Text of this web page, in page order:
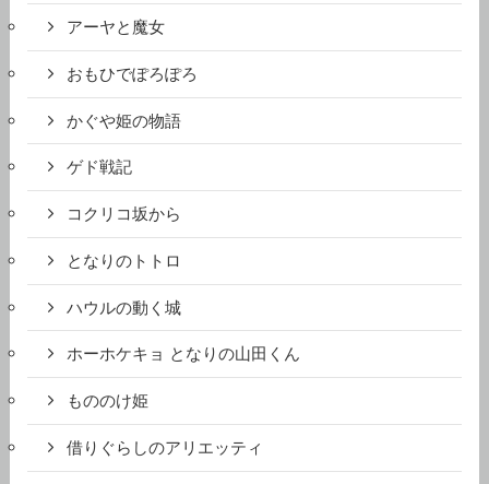
アーヤと魔女
おもひでぽろぽろ
かぐや姫の物語
ゲド戦記
コクリコ坂から
となりのトトロ
ハウルの動く城
ホーホケキョ となりの山田くん
もののけ姫
借りぐらしのアリエッティ
千と千尋の神隠し